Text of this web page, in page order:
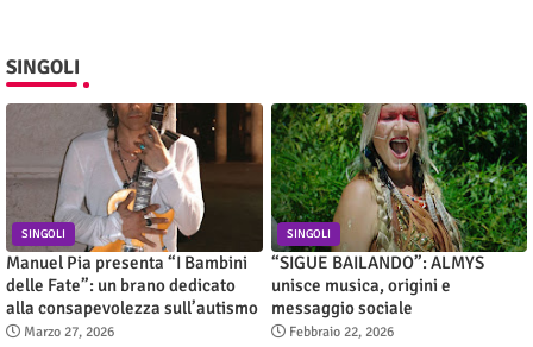
SINGOLI
SINGOLI
Manuel Pia presenta “I Bambini
delle Fate”: un brano dedicato
alla consapevolezza sull’autismo
Marzo 27, 2026
SINGOLI
“SIGUE BAILANDO”: ALMYS
unisce musica, origini e
messaggio sociale
Febbraio 22, 2026